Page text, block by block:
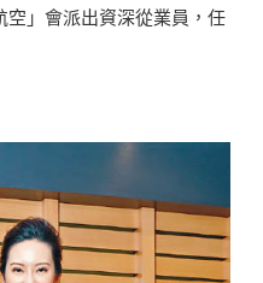
空」會派出資深從業員，任